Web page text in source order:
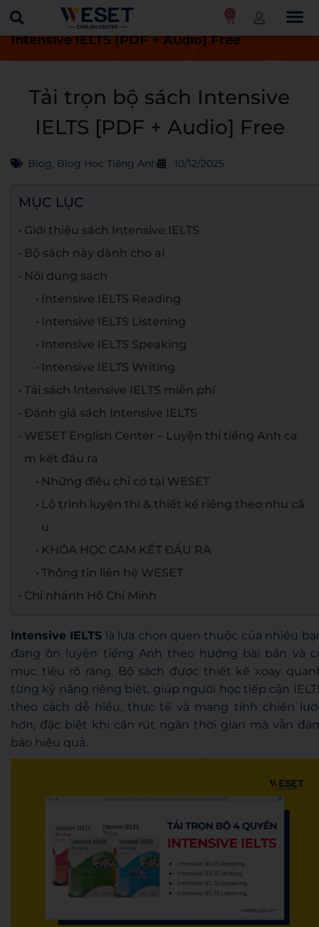
0
Trang chủ Blog
Tải trọn bộ sách
Intensive IELTS [PDF + Audio] Free
Tải trọn bộ sách Intensive
IELTS [PDF + Audio] Free
Blog, Blog Học Tiếng Anh 10/12/2025
MỤC LỤC
Giới thiệu sách Intensive IELTS
Bộ sách này dành cho ai
Nội dung sách
Intensive IELTS Reading
Intensive IELTS Listening
Intensive IELTS Speaking
Intensive IELTS Writing
Tải sách Intensive IELTS miễn phí
Đánh giá sách Intensive IELTS
WESET English Center – Luyện thi tiếng Anh ca
m kết đầu ra
Những điều chỉ có tại WESET
Lộ trình luyện thi & thiết kế riêng theo nhu cầ
u
KHÓA HỌC CAM KẾT ĐẦU RA
Thông tin liên hệ WESET
Chi nhánh Hồ Chí Minh
Intensive IELTS là lựa chọn quen thuộc của nhiều
đang ôn luyện tiếng Anh theo hướng bài bản và
mục tiêu rõ ràng. Bộ sách được thiết kế xoay
từng kỹ năng riêng biệt, giúp người học tiếp cận
theo cách dễ hiểu, thực tế và mang tính chiến
hơn, đặc biệt khi cần rút ngắn thời gian mà vẫn
bảo hiệu quả.